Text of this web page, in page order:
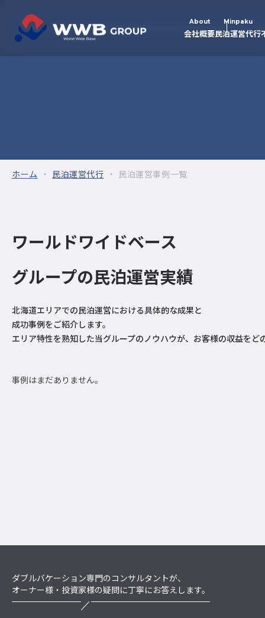
About
会社概要
Minpaku
民泊運営代行
ホーム 民泊運営代行 民泊運営事例一覧
ワールドワイドベース
グループの民泊運営実績
北海道エリアでの民泊運営における具体的な成果と
成功事例をご紹介します。
エリア特性を熟知した当グループのノウハウが、お客様の収益を
事例はまだありません。
ダブルバケーション専門のコンサルタントが、
オーナー様・投資家様の疑問に丁寧にお答えします。